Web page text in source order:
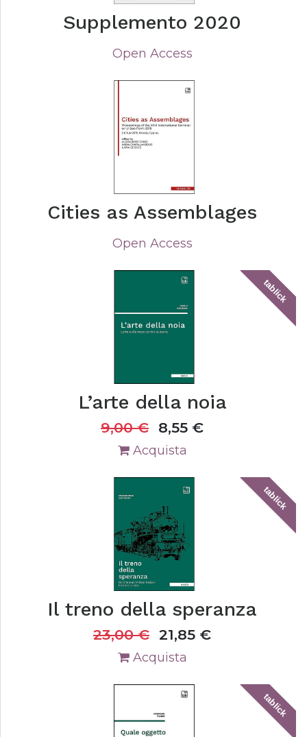
Supplemento 2020
Open Access
Cities as Assemblages
Open Access
tablick
L’arte della noia
9,00€ 8,55 €
Acquista
tablick
Il treno della speranza
23,00€ 21,85 €
Acquista
tablick